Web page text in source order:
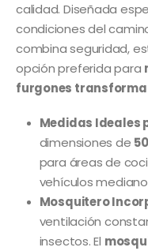
calidad. Diseñada
condiciones del
combina seguridad,
opción preferida para
furgones
Medidas Ideales
dimensiones de
para áreas de
vehículos
Mosquitero
ventilación
insectos. El